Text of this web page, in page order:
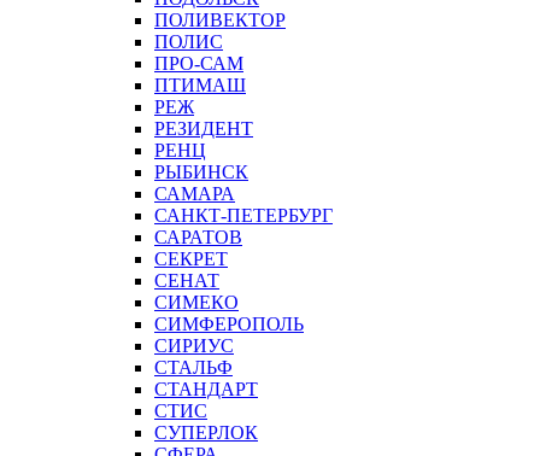
ПОЛИВЕКТОР
ПОЛИС
ПРО-САМ
ПТИМАШ
РЕЖ
РЕЗИДЕНТ
РЕНЦ
РЫБИНСК
САМАРА
САНКТ-ПЕТЕРБУРГ
САРАТОВ
СЕКРЕТ
СЕНАТ
СИМЕКО
СИМФЕРОПОЛЬ
СИРИУС
СТАЛЬФ
СТАНДАРТ
СТИС
СУПЕРЛОК